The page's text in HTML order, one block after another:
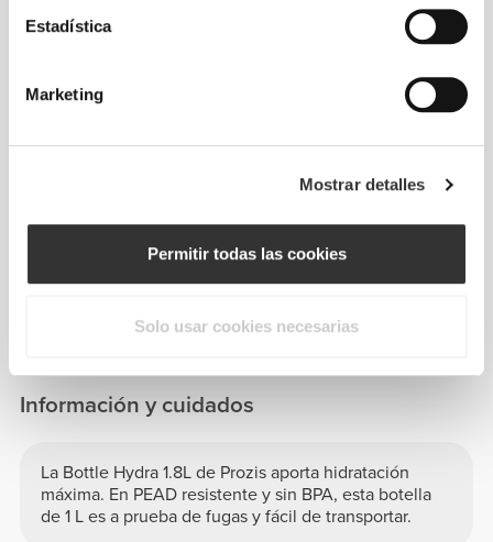
Estadística
Marketing
Mostrar detalles
Permitir todas las cookies
Solo usar cookies necesarias
A PRUEBA DE ACCIDENTES
fugas evita derrames accidentales y mantiene bolsa
Información y cuidados
La Bottle Hydra 1.8L de Prozis aporta hidratación
máxima. En PEAD resistente y sin BPA, esta botella
de 1 L es a prueba de fugas y fácil de transportar.